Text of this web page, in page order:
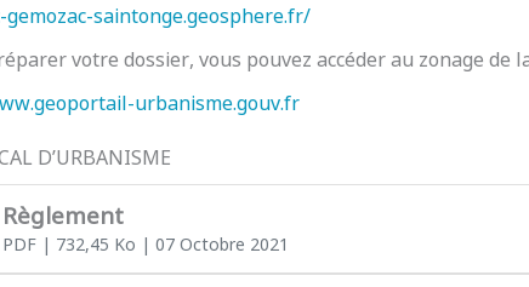
saintonge.geosphere.fr/
votre dossier, vous pouvez accéder au zonage de
urbanisme.gouv.fr
D’URBANISME
Règlement
PDF| 732,45 Ko | 07 Octobre 2021